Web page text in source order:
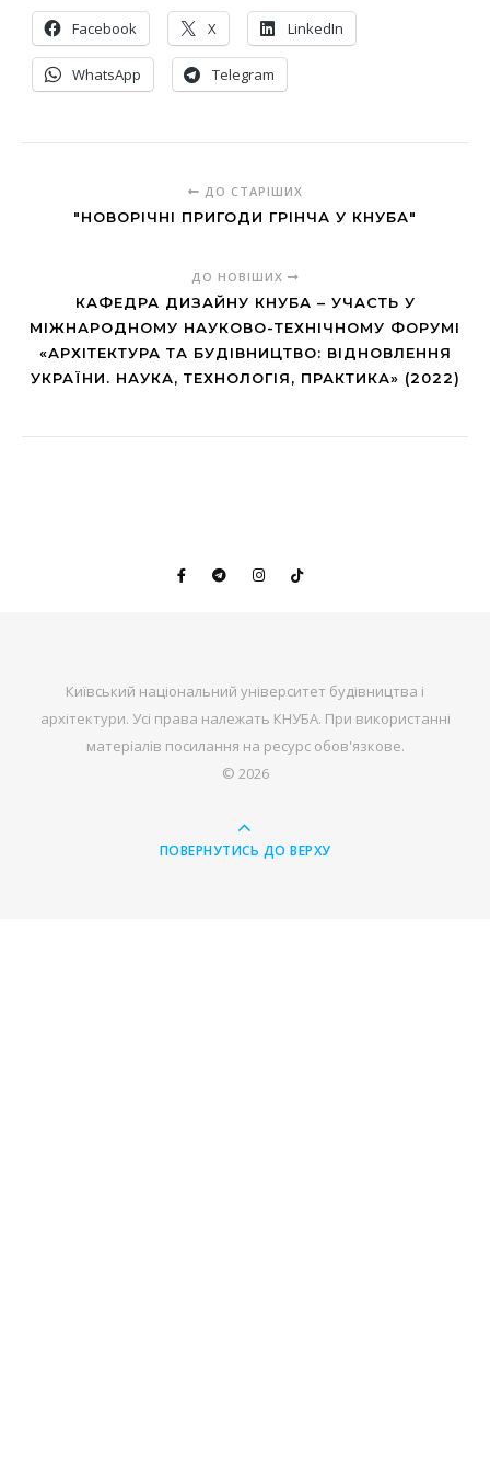
Facebook X LinkedIn
WhatsApp Telegram
ДО СТАРІШИХ
"НОВОРІЧНІ ПРИГОДИ ГРІНЧА У КНУБА"
ДО НОВІШИХ
КАФЕДРА ДИЗАЙНУ КНУБА – УЧАСТЬ У
МІЖНАРОДНОМУ НАУКОВО-ТЕХНІЧНОМУ ФОРУМІ
«АРХІТЕКТУРА ТА БУДІВНИЦТВО: ВІДНОВЛЕННЯ
УКРАЇНИ. НАУКА, ТЕХНОЛОГІЯ, ПРАКТИКА» (2022)
Київський національний університет будівництва і
архітектури. Усі права належать КНУБА. При використанні
матеріалів посилання на ресурс обов'язкове.
© 2026
ПОВЕРНУТИСЬ ДО ВЕРХУ